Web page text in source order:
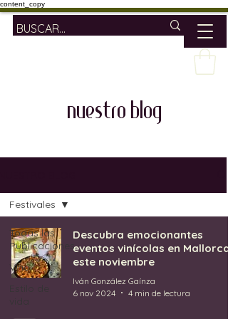
content_copy
nuestro blog
Todas las
Publicaciones
Vino
Festivales
Descubra emocionantes
eventos vinícolas en Mallorca
este noviembre
Iván González Gaínza
6 nov 2024
4 min de lectura